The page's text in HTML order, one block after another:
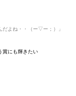
だよね・・（ー▽ー；）」
にも輝きたい